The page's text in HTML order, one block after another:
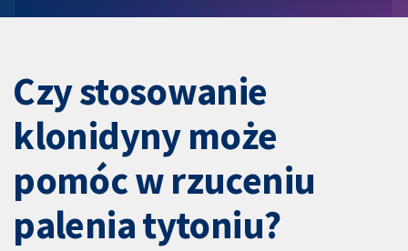
Czy stosowanie
klonidyny może
pomóc w rzuceniu
palenia tytoniu?